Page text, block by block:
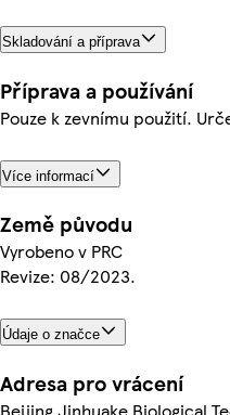
Skladování a příprava
Příprava a používání
Pouze k zevnímu použití.
Více informací
Země původu
Vyrobeno v PRC
Revize: 08/2023.
Údaje o značce
Adresa pro vrácení